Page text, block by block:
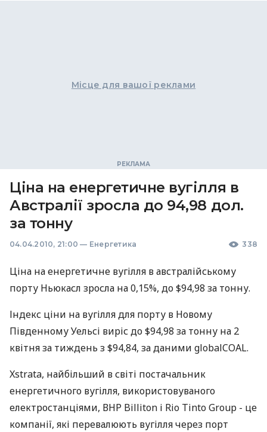
Місце для вашої реклами
Ціна на енергетичне вугілля в
Австралії зросла до 94,98 дол.
за тонну
04.04.2010, 21:00 — Енергетика 338
Ціна на енергетичне вугілля в австралійському
порту Ньюкасл зросла на 0,15%, до $94,98 за тонну.
Індекс ціни на вугілля для порту в Новому
Південному Уельсі виріс до $94,98 за тонну на 2
квітня за тиждень з $94,84, за даними globalCOAL.
Xstrata, найбільший в світі постачальник
енергетичного вугілля, використовуваного
електростанціями, ВНР Billiton і Rio Tinto Group - це
компанії, які перевалюють вугілля через порт